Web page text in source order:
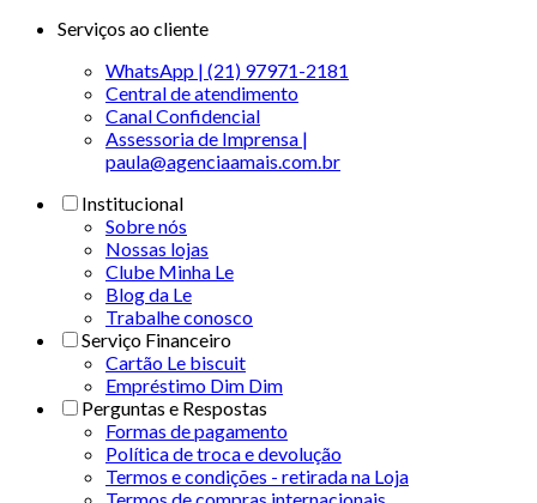
Serviços ao cliente
WhatsApp | (21) 97971-2181
Central de atendimento
Canal Confidencial
Assessoria de Imprensa |
paula@agenciaamais.com.br
Institucional
Sobre nós
Nossas lojas
Clube Minha Le
Blog da Le
Trabalhe conosco
Serviço Financeiro
Cartão Le biscuit
Empréstimo Dim Dim
Perguntas e Respostas
Formas de pagamento
Política de troca e devolução
Termos e condições - retirada na Loja